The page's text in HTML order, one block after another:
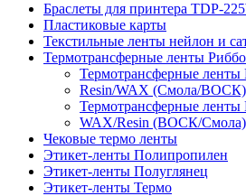
Браслеты для принтера TDP-
Пластиковые карты
Текстильные ленты нейлон и
Термотрансферные ленты
Термотрансферные ленты
Resin/WAX (Смола/ВОСК)
Термотрансферные
WAX/Resin (ВОСК/Смола)
Чековые термо ленты
Этикет-ленты Полипропилен
Этикет-ленты Полуглянец
Этикет-ленты Термо